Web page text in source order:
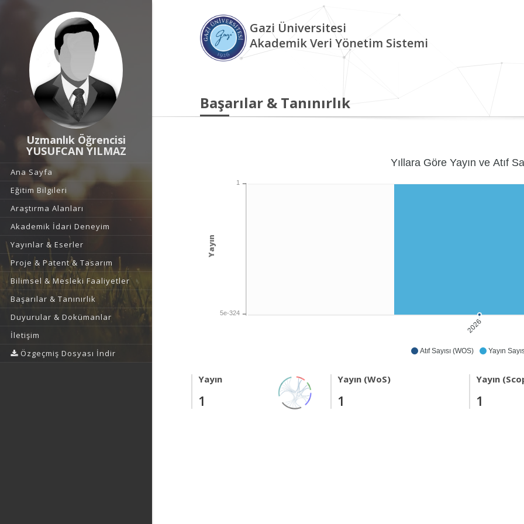
Uzmanlık Öğrencisi
YUSUFCAN YILMAZ
Ana Sayfa
Eğitim Bilgileri
Araştırma Alanları
Akademik İdari Deneyim
Yayınlar & Eserler
Proje & Patent & Tasarım
Bilimsel & Mesleki Faaliyetler
Başarılar & Tanınırlık
Duyurular & Dokümanlar
İletişim
Özgeçmiş Dosyası İndir
Gazi Üniversitesi
Akademik Veri Yönetim Sistemi
Başarılar & Tanınırlık
Atıf Sayısı (WOS) Yayın
2026
Yıllara Göre Yayın ve Atıf
1
5e-324
Yayın
Yayın
1
Yayın (WoS)
1
Yayın
1